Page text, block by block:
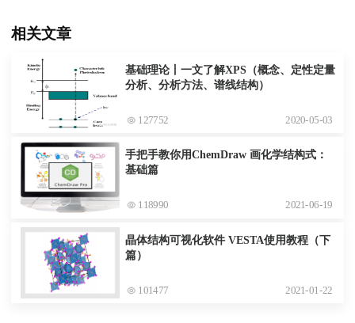
相关文章
基础理论丨一文了解XPS（概念、定性定量
分析、分析方法、谱线结构）
127752 2020-05-03
手把手教你用ChemDraw 画化学结构式：
基础篇
118990 2021-06-19
晶体结构可视化软件 VESTA使用教程（下
篇）
101477 2021-01-22